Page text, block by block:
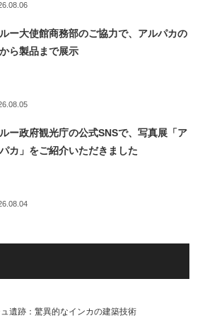
ー大使館商務部のご協力で、アルパカの
ら製品まで展示
ー政府観光庁の公式SNSで、写真展「ア
カ」をご紹介いただきました
遺跡：驚異的なインカの建築技術